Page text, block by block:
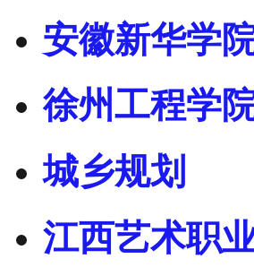
安徽新华学
徐州工程学
城乡规划
江西艺术职